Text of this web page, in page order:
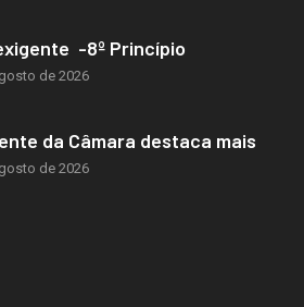
-8º Princípio
de 2026
da Câmara destaca mais
de 2026